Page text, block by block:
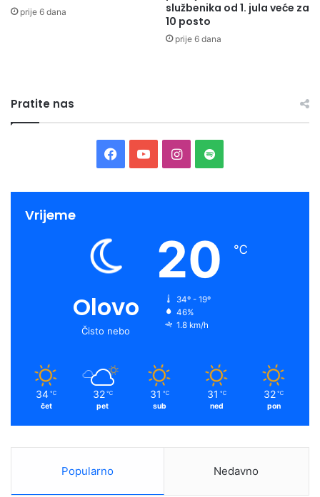
prije 6 dana
službenika od 1. jula veće za
10 posto
prije 6 dana
Pratite nas
Facebook
YouTubeInstagram
Spotify
Vrijeme
Olovo
Čisto nebo
20 ℃
34º - 19º
46%
1.8 km/h
34 ℃
čet
32 ℃
pet
31 ℃
sub
31 ℃
ned
32 ℃
pon
Popularno Nedavno